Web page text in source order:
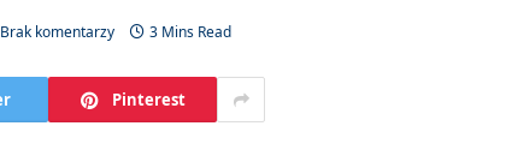
Brak komentarzy 3 Mins Read
Pinterest